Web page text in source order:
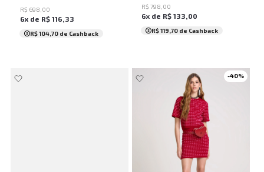
R$ 698 00
6x de R$ 116,33
R$ 104,70 de Cashback
42
...
R$ 798 00
6x de R$ 133,00
R$ 119,70 de Cashback
-40%